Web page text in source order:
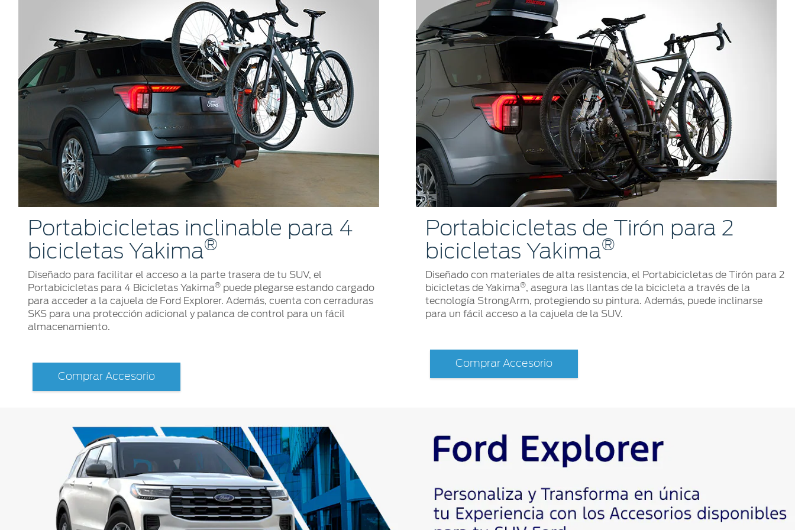
Portabicicletas inclinable para 4
bicicletas Yakima®
Diseñado para facilitar el acceso a la parte trasera de tu SUV, el
Portabicicletas para 4 Bicicletas Yakima® puede plegarse estando cargado
para acceder a la cajuela de Ford Explorer. Además, cuenta con cerraduras
SKS para una protección adicional y palanca de control para un fácil
almacenamiento.
Comprar Accesorio
Portabicicletas de Tirón para 2
bicicletas Yakima®
Diseñado con materiales de alta resistencia, el Portabicicletas de Tirón para 2
bicicletas de Yakima®, asegura las llantas de la bicicleta a través de la
tecnología StrongArm, protegiendo su pintura. Además, puede inclinarse
para un fácil acceso a la cajuela de la SUV.
Comprar Accesorio